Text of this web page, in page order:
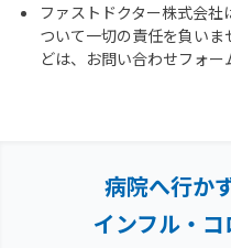
ファストドクター株式会
ついて一切の責任を負い
どは、お問い合わせフォー
病院へ行か
インフル・コ